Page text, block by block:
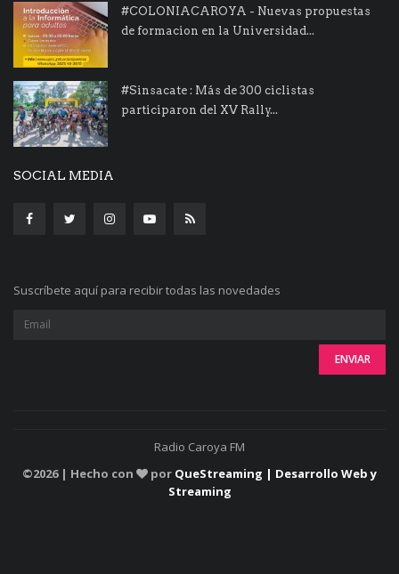
#COLONIACAROYA - Nuevas propuestas
de formacion en la Universidad...
#Sinsacate : Más de 300 ciclistas
participaron del XV Rally...
SOCIAL MEDIA
Suscríbete aquí para recibir todas las novedades
Radio Caroya FM
©2026 | Hecho con por QueStreaming | Desarrollo Web y
Streaming